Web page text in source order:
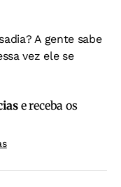
A gente sabe
vez ele se
e receba os